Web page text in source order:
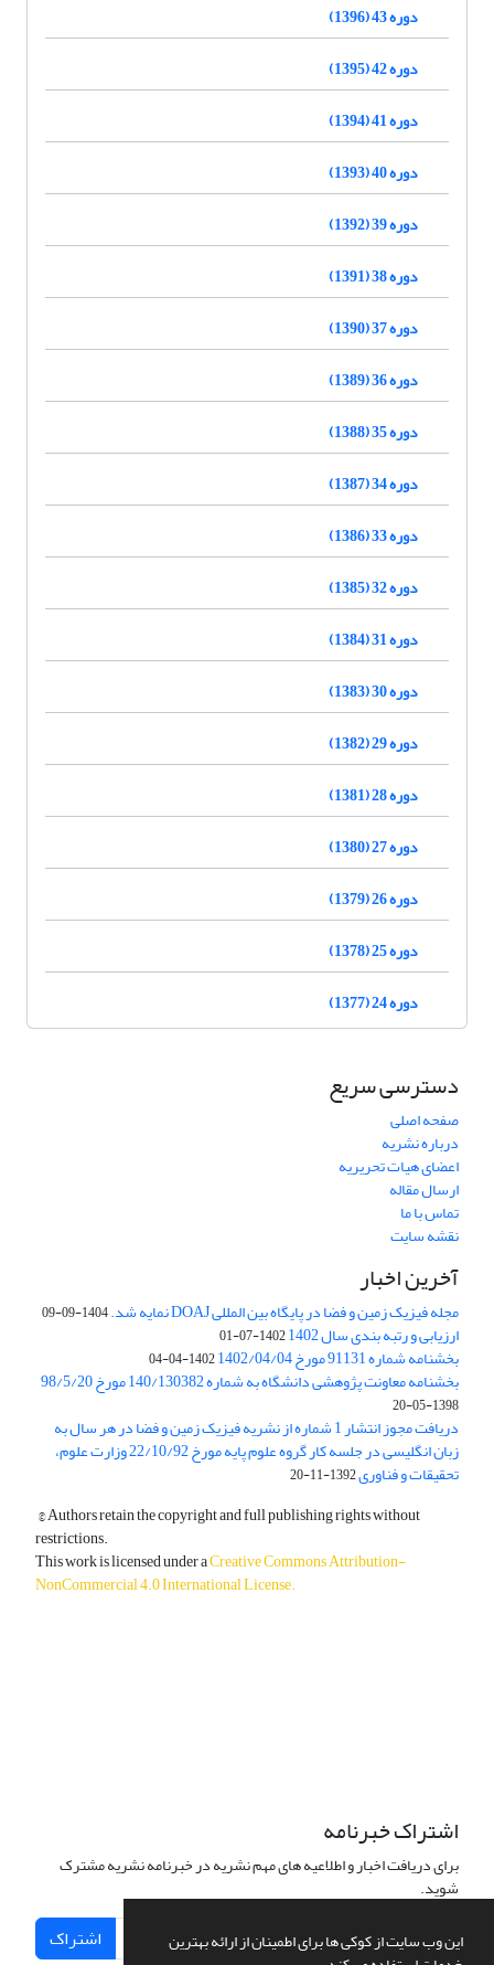
این وب سایت از کوکی ها برای اطمینان از ارائه بهترین
دوره 43 (1396)
دوره 42 (1395)
دوره 41 (1394)
دوره 40 (1393)
دوره 39 (1392)
دوره 38 (1391)
دوره 37 (1390)
دوره 36 (1389)
دوره 35 (1388)
دوره 34 (1387)
دوره 33 (1386)
دوره 32 (1385)
دوره 31 (1384)
دوره 30 (1383)
دوره 29 (1382)
دوره 28 (1381)
دوره 27 (1380)
دوره 26 (1379)
دوره 25 (1378)
دوره 24 (1377)
دسترسی سریع
صفحه اصلی
درباره نشریه
اعضای هیات تحریریه
ارسال مقاله
تماس با ما
نقشه سایت
آخرین اخبار
مجله فیزیک زمین و فضا در پایگاه بین المللی DOAJ نمایه شد. 1404-09-09
ارزیابی و رتبه بندی سال 1402 1402-07-01
بخشنامه شماره 91131 مورخ 1402/04/04 1402-04-04
بخشنامه معاونت پژوهشی دانشگاه به شماره 140/130382 مورخ 98/5/20
1398-05-20
دریافت مجوز انتشار 1 شماره از نشریه فیزیک زمین و فضا در هر سال به
زبان انگلیسی در جلسه کار گروه علوم پایه مورخ 22/10/92 وزارت علوم،
تحقیقات و فناوری1392-11-20
© Authors retain the copyright and full publishing rights without
restrictions.
This work is licensed under aCreative Commons Attribution-
NonCommercial 4.0 International License.
اشتراک خبرنامه
برای دریافت اخبار و اطلاعیه های مهم نشریه در خبرنامه نشریه مشترک
شوید.
اشتراک